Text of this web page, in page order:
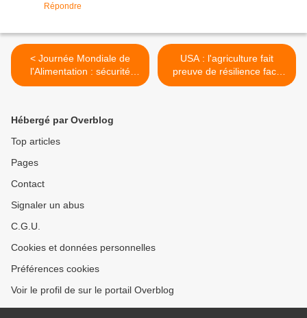
Répondre
< Journée Mondiale de
l'Alimentation : sécurité
alimentaire et résilience
USA : l'agriculture fait
preuve de résilience face
aux flammes >
Hébergé par Overblog
Top articles
Pages
Contact
Signaler un abus
C.G.U.
Cookies et données personnelles
Préférences cookies
Voir le profil de sur le portail Overblog